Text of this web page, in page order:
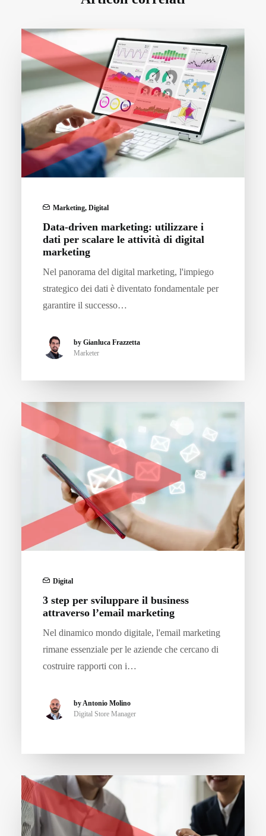
Marketing, Digital
Data-driven marketing: utilizzare i
dati per scalare le attività di digital
marketing
Nel panorama del digital marketing, l'impiego
strategico dei dati è diventato fondamentale per
garantire il successo…
by Gianluca Frazzetta
Marketer
Digital
3 step per sviluppare il business
attraverso l’email marketing
Nel dinamico mondo digitale, l'email marketing
rimane essenziale per le aziende che cercano di
costruire rapporti con i…
by Antonio Molino
Digital Store Manager